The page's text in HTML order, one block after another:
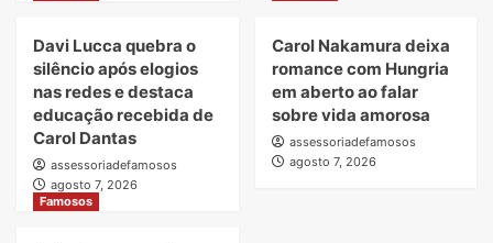
Davi Lucca quebra o
silêncio após elogios
nas redes e destaca
educação recebida de
Carol Dantas
assessoriadefamosos
agosto 7, 2026
Carol Nakamura deixa
romance com Hungria
em aberto ao falar
sobre vida amorosa
assessoriadefamosos
agosto 7, 2026
Famosos